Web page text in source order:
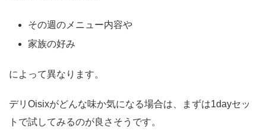
その週のメニュー内容や
家族の好み
によって異なります。
デリOisixがどんな味か気になる場合は、まずは1dayセッ
トで試してみるのが良さそうです。